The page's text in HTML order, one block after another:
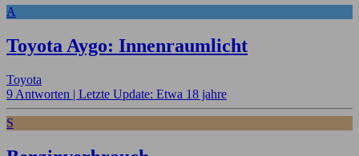
A
Toyota Aygo: Innenraumlicht
Toyota
9 Antworten | Letzte Update: Etwa 18 jahre
S